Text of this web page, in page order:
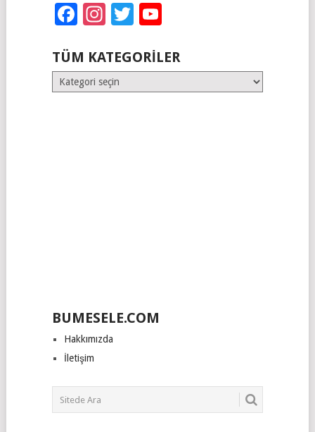
Facebook
Instagram
Twitter
TÜM KATEGORILER
Tüm
Kategoriler
BUMESELE.COM
Hakkımızda
İletişim